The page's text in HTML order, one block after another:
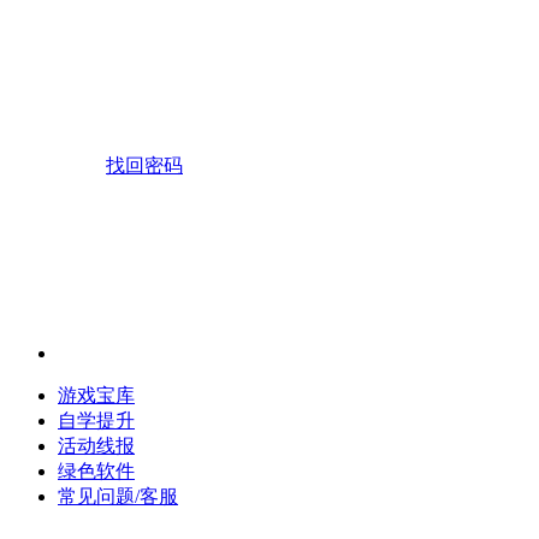
找回密码
游戏宝库
自学提升
活动线报
绿色软件
常见问题/客服